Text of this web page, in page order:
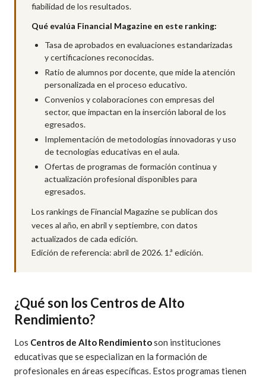
fiabilidad de los resultados.
Qué evalúa Financial Magazine en este ranking:
Tasa de aprobados en evaluaciones estandarizadas
y certificaciones reconocidas.
Ratio de alumnos por docente, que mide la atención
personalizada en el proceso educativo.
Convenios y colaboraciones con empresas del
sector, que impactan en la inserción laboral de los
egresados.
Implementación de metodologías innovadoras y uso
de tecnologías educativas en el aula.
Ofertas de programas de formación continua y
actualización profesional disponibles para
egresados.
Los rankings de Financial Magazine se publican dos
veces al año, en abril y septiembre, con datos
actualizados de cada edición.
Edición de referencia: abril de 2026. 1.ª edición.
¿Qué son los Centros de Alto
Rendimiento?
Los Centros de Alto Rendimientoson instituciones
educativas que se especializan en la formación de
profesionales en áreas específicas. Estos programas tienen